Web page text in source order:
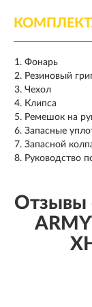
Фонарь
Резиновый
Чехол
Клипса
Ремешок на
Запасные
Запасной
Руководство
Отзывы